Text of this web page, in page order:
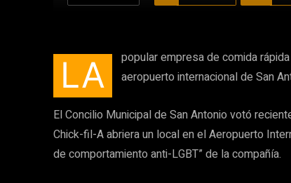
LA
popular empresa de comida
aeropuerto internacional de San
El Concilio Municipal de San Antonio votó
Chick-fil-A abriera un local en el Aeropuerto
de comportamiento anti-LGBT” de la compañía.